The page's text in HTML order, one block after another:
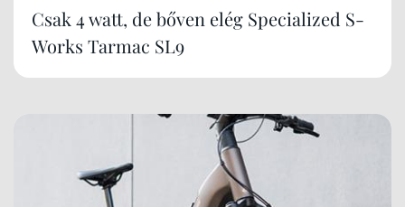
Csak 4 watt, de bőven elég Specialized S-
Works Tarmac SL9